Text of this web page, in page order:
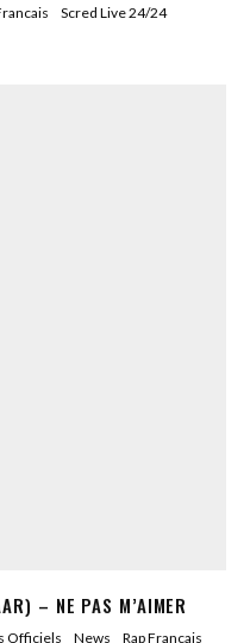
Scred Live 24/24
– NE PAS M’AIMER
Officiels News Rap Francais